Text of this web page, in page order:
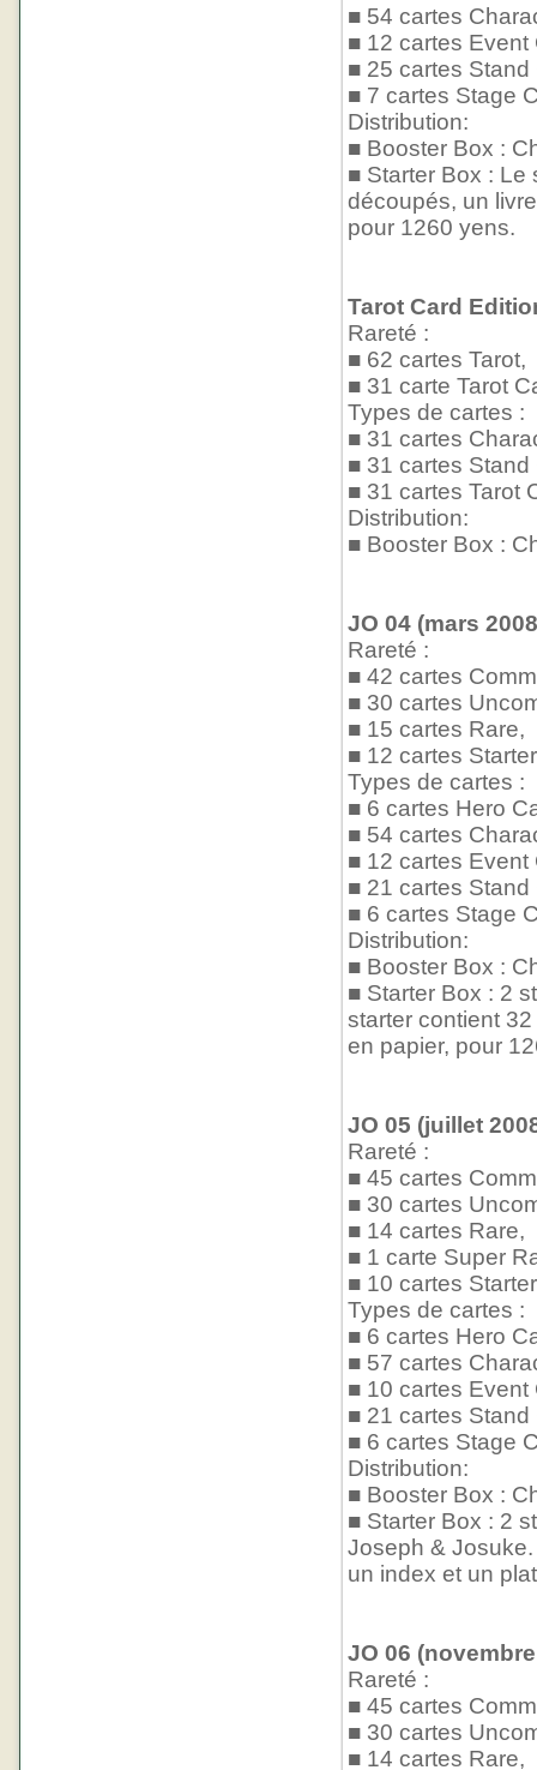
■ 54 cartes
■ 12 cartes Event
■ 25 cartes Stand
■ 7 cartes Stage
Distribution:
■ Booster Box :
■ Starter Box : Le
découpés, un
pour 1260 yens.
Tarot Card
Rareté :
■ 62 cartes Tarot,
■ 31 carte Tarot
Types de cartes :
■ 31 cartes
■ 31 cartes Stand
■ 31 cartes Tarot
Distribution:
■ Booster Box :
JO 04 (mars
Rareté :
■ 42 cartes
■ 30 cartes
■ 15 cartes Rare,
■ 12 cartes
Types de cartes :
■ 6 cartes Hero
■ 54 cartes
■ 12 cartes Event
■ 21 cartes Stand
■ 6 cartes Stage
Distribution:
■ Booster Box :
■ Starter Box : 2
starter contient
en papier, pour
JO 05 (juillet
Rareté :
■ 45 cartes
■ 30 cartes
■ 14 cartes Rare,
■ 1 carte Super
■ 10 cartes
Types de cartes :
■ 6 cartes Hero
■ 57 cartes
■ 10 cartes Event
■ 21 cartes Stand
■ 6 cartes Stage
Distribution:
■ Booster Box :
■ Starter Box : 2
Joseph &
un index et un
JO 06
Rareté :
■ 45 cartes
■ 30 cartes
■ 14 cartes Rare,